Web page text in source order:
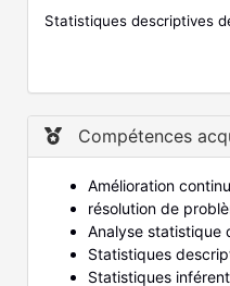
Statistiques descriptives
Compétences
Amélioration
résolution de
Analyse statistique
Statistiques
Statistiques